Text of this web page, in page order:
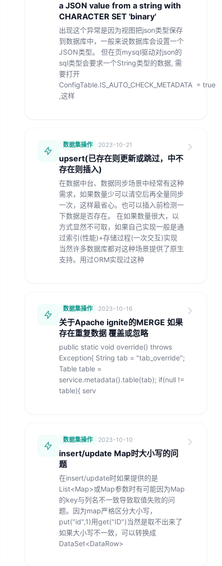
a JSON value from a string with
CHARACTER SET 'binary'
出现这个异常是因为视图把json类型保存
到数据库中，一般来说数据库会设置一个
JSON类型。 但在页mysql驱动对json的
sql类型会要求一个String类型的数据, 需
要打开
ConfigTable.IS_AUTO_CHECK_METADATA = true
,这样
数据集操作 ·2023-10-21
upsert(已存在则更新或跳过，中不
存在则插入)
在数据中台、数据同步场景中经常有这种
需求，如果数量少可以清空后再全量同步
一次，这样最省心。也可以插入前检测一
下数据是否存在。 在如果数量很大，以
方式显然不可取，如果自己实现一般是通
过索引(性能)+存储过程(一次交互)实现
当然许多数据库都对这种场景提供了原生
支持。用过ORM实现过这种
数据集操作 ·2023-10-16
关于Apache ignite的MERGE 如果
存在重复数据 覆盖或忽略
public static void override() throws
Exception{ String tab = "tab_override";
Table table =
service.metadata().table(tab); if(null !=
table){ serv
数据集操作 ·2023-10-10
insert/update Map时大小写的问
题
在insert/update时如果提供的是
List<Map>或Map参数时有可能因为Map
的key与列名不一致导致取值失败的问
题。因为map严格区分大小写，
put("id",1)用get("ID")当然是取不出来了
如果大小写不一致，可以转换成
DataSet<DataRow>